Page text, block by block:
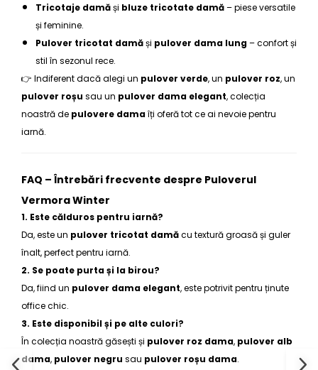
Tricotaje damăși bluze tricotate damă– piese versatile
și feminine.
Pulover tricotat damăși pulover dama lung– confort și
stil în sezonul rece.
👉 Indiferent dacă alegi un pulover verde, un pulover roz, un
pulover roșu sau un pulover dama elegant, colecția
noastră de pulovere damaîți oferă tot ce ai nevoie pentru
iarnă.
FAQ – Întrebări frecvente despre Puloverul
Vermora Winter
1. Este călduros pentru iarnă?
Da, este un pulover tricotat damăcu textură groasă și guler
înalt, perfect pentru iarnă.
2. Se poate purta și la birou?
Da, fiind un pulover dama elegant, este potrivit pentru ținute
office chic.
3. Este disponibil și pe alte culori?
În colecția noastră găsești și pulover roz dama, pulover alb
dama, pulover negru sau pulover roșu dama.